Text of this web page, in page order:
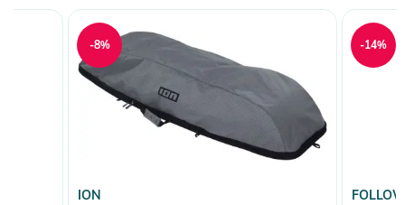
ION
-8% -14%